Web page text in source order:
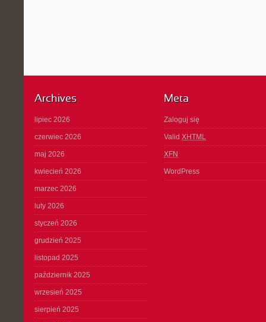
Archives
lipiec 2026
czerwiec 2026
maj 2026
kwiecień 2026
marzec 2026
luty 2026
styczeń 2026
grudzień 2025
listopad 2025
październik 2025
wrzesień 2025
sierpień 2025
Meta
Zaloguj się
Valid XHTML
XFN
WordPress